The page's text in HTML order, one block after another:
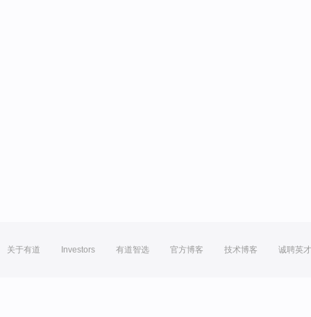
关于有道 Investors 有道智选 官方博客 技术博客 诚聘英才